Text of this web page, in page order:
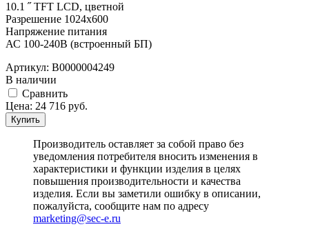
10.1 ˝ TFT LCD, цветной
Разрешение 1024x600
Напряжение питания
АС 100-240В (встроенный БП)
Артикул: В0000004249
В наличии
Cравнить
Цена: 24 716 руб.
Купить
Производитель оставляет за собой право без
уведомления потребителя вносить изменения в
характеристики и функции изделия в целях
повышения производительности и качества
изделия. Если вы заметили ошибку в описании,
пожалуйста, сообщите нам по адресу
marketing@sec-e.ru